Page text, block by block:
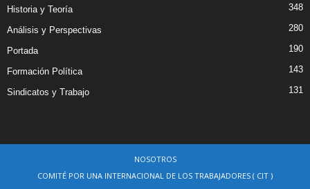
Historia y Teoría 348
Análisis y Perspectivas 280
Portada 190
Formación Política 143
Sindicatos y Trabajo 131
NOSOTROS
COMITÉ POR UNA INTERNACIONAL DE LOS TRABAJADORES ( CIT )